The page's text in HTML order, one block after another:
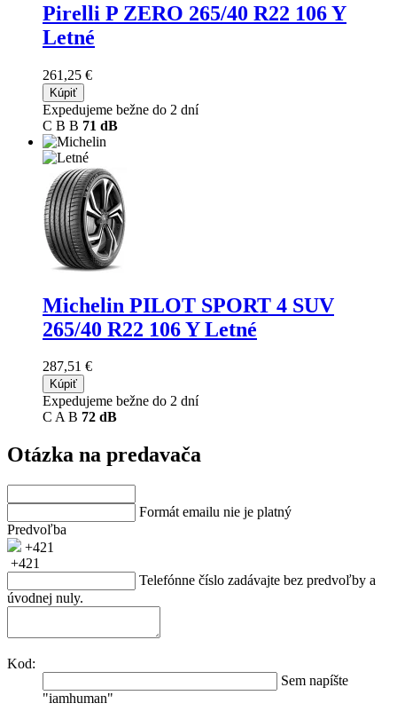
Pirelli P ZERO 265/40 R22 106 Y
Letné
261,25 €
Kúpiť
Expedujeme bežne do 2 dní
C B B 71 dB
Michelin PILOT SPORT 4 SUV
265/40 R22 106 Y Letné
287,51 €
Kúpiť
Expedujeme bežne do 2 dní
C A B 72 dB
Otázka na predavača
Formát emailu nie je platný
Predvoľba
+421
+421
Telefónne číslo zadávajte bez predvoľby a
úvodnej nuly.
Kod:
Sem napíšte
"iamhuman"